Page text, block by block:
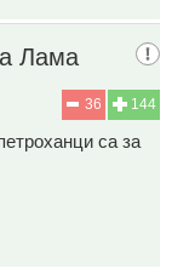
Лама
144
36
са за